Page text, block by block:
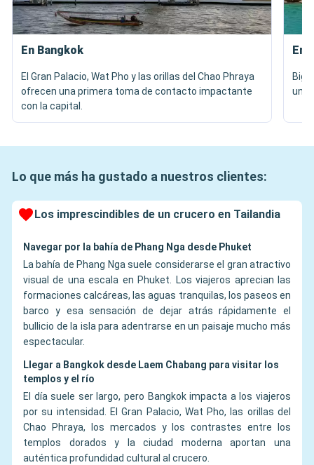
En Bangkok
El Gran Palacio, Wat Pho y las orillas del Chao Phraya
ofrecen una primera toma de contacto impactante
con la capital.
En
Big
una
Lo que más ha gustado a nuestros clientes:
Los imprescindibles de un crucero en Tailandia
Navegar por la bahía de Phang Nga desde Phuket
La bahía de Phang Nga suele considerarse el gran atractivo
visual de una escala en Phuket. Los viajeros aprecian las
formaciones calcáreas, las aguas tranquilas, los paseos en
barco y esa sensación de dejar atrás rápidamente el
bullicio de la isla para adentrarse en un paisaje mucho más
espectacular.
Llegar a Bangkok desde Laem Chabang para visitar los
templos y el río
El día suele ser largo, pero Bangkok impacta a los viajeros
por su intensidad. El Gran Palacio, Wat Pho, las orillas del
Chao Phraya, los mercados y los contrastes entre los
templos dorados y la ciudad moderna aportan una
auténtica profundidad cultural al crucero.